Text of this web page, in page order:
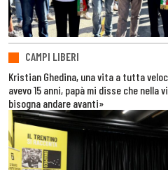
CAMPI LIBERI
Kristian Ghedina, una vita a tutta
avevo 15 anni, papà mi disse che nella
bisogna andare avanti»